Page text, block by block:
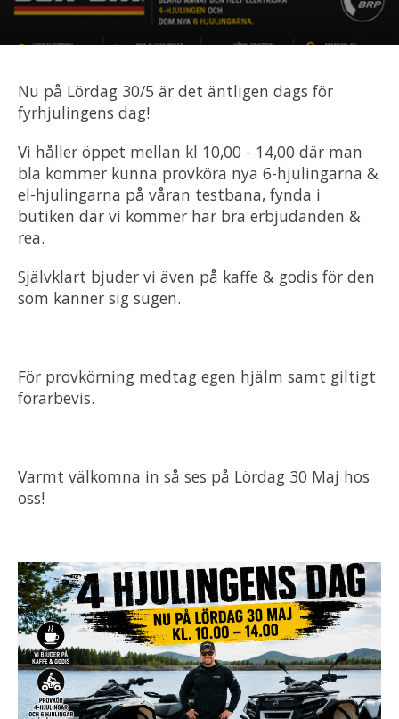
Nu på Lördag 30/5 är det äntligen dags för
fyrhjulingens dag!
Vi håller öppet mellan kl 10,00 - 14,00 där man
bla kommer kunna provköra nya 6-hjulingarna &
el-hjulingarna på våran testbana, fynda i
butiken där vi kommer har bra erbjudanden &
rea.
Självklart bjuder vi även på kaffe & godis för den
som känner sig sugen.
För provkörning medtag egen hjälm samt giltigt
förarbevis.
Varmt välkomna in så ses på Lördag 30 Maj hos
oss!